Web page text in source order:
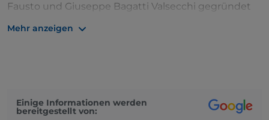
Fausto und Giuseppe Bagatti Valsecchi gegründet
Mehr anzeigen
Einige Informationen werden
bereitgestellt von: